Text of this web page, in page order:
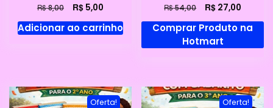
R$8,00
preço
original
R$5,00O
preço
atual
Adicionar ao carrinho
R$54,00
preço
original
era:
R$ 27,00
preço
atual
Comprar Produto na
Hotmart
Oferta! Oferta!